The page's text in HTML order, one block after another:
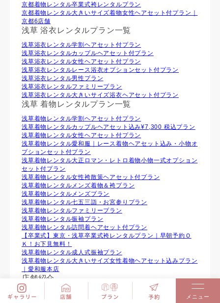
メニュー
京都着物レンタル卒業式袴レンタルプラン
京都着物レンタル大きいサイズ着物女性ヘアセット付プラン｜
京都6店舗
浅草 浴衣レンタルプラン一覧
浅草浴衣レンタル学割ヘアセット付プラン
浅草浴衣レンタルカップルヘアセット付プラン
浅草浴衣レンタル⼥性ヘアセット付プラン
浅草浴衣レンタルレース浴衣オプションセット付プラン
浅草浴衣レンタル男性プラン
浅草浴衣レンタルファミリープラン
浅草浴衣レンタル大きいサイズ浴衣ヘアセット付プラン
浅草 着物レンタルプラン一覧
浅草着物レンタル学割ヘアセット付プラン
浅草着物レンタルカップルヘアセット込み¥7,300 税込プラン
浅草着物レンタル⼥性ヘアセット付プラン
浅草着物レンタル愛和服｜レース着物ヘアセット込み・小物オ
プションセット付プラン
浅草着物レンタル大正ロマン・レトロ着物小物一式オプション
セット付プラン
浅草着物レンタル女性袴散策ヘアセット付プラン
浅草着物レンタルメンズ着物＆袴プラン
浅草着物レンタルメンズプラン
浅草着物レンタル七五三詣・お宮参りプラン
浅草着物レンタルファミリープラン
浅草着物レンタル振袖プラン
浅草着物レンタル訪問着ヘアセット付プラン
【卒業式】東京・浅草卒業式袴レンタルプラン｜早朝予約Ｏ
Ｋ！お下見無料！
浅草着物レンタル成人式振袖プラン
浅草着物レンタル大きいサイズ女性着物ヘアセット込みプラン
｜愛和服本店
店舗紹介
愛和服 浅草店 総合トップ 愛和服 雷門店
愛和服 本店
愛和服 清水本店愛和服 清水茶わん坂店愛和服 嵐山渡月橋店